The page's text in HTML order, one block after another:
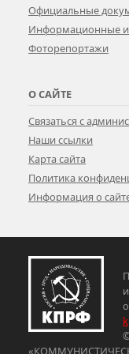
Официальные
Информационные и
Фоторепортажи
О САЙТЕ
Связаться с
Наши ссылки
Карта сайта
Политика
Информация о